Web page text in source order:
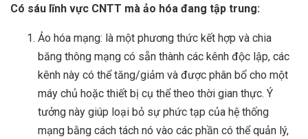
Có sáu lĩnh vực CNTT mà ảo hóa đang tập trung:
Ảo hóa mạng: là một phương thức kết hợp và chia
băng thông mạng có sẵn thành các kênh độc lập, các
kênh này có thể tăng/giảm và được phân bổ cho một
máy chủ hoặc thiết bị cụ thể theo thời gian thực. Ý
tưởng này giúp loại bỏ sự phức tạp của hệ thống
mạng bằng cách tách nó vào các phần có thể quản lý,